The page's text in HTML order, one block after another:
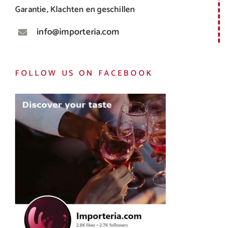
Garantie, Klachten en geschillen
info@importeria.com
FOLLOW US ON FACEBOOK